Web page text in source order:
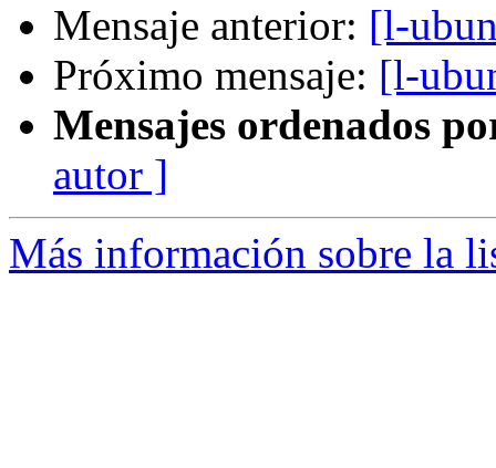
Mensaje anterior: [l-
Próximo mensaje: [l-
Mensajes ordenados
autor ]
Más información sobre la